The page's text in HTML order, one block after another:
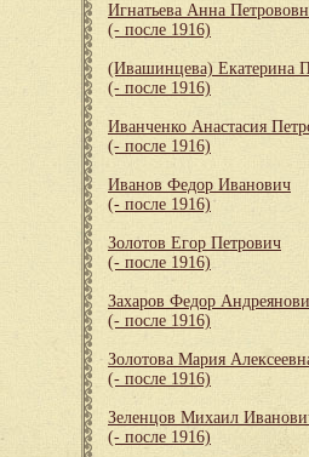
Игнатьева Анна
(- после 1916)
(Ивашинцева) Екатерина
(- после 1916)
Иванченко Анастасия
(- после 1916)
Иванов Федор Иванович
(- после 1916)
Золотов Егор Петрович
(- после 1916)
Захаров Федор
(- после 1916)
Золотова Мария
(- после 1916)
Зеленцов Михаил
(- после 1916)